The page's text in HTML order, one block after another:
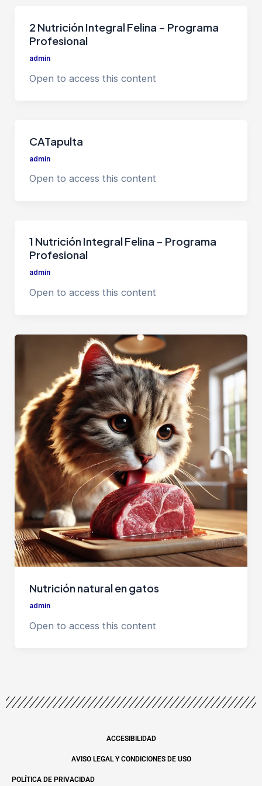
2 Nutrición Integral Felina – Programa
Profesional
admin
Open to access this content
CATapulta
admin
Open to access this content
1 Nutrición Integral Felina – Programa
Profesional
admin
Open to access this content
Nutrición natural en gatos
admin
Open to access this content
ACCESIBILIDAD
AVISO LEGAL Y CONDICIONES DE USO
POLÍTICA DE PRIVACIDAD